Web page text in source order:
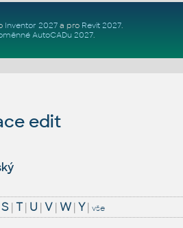
Inventor 2027a pro Revit 2027.
AutoCADu 2027.
edit
S| T| U | V| W| Y| vše